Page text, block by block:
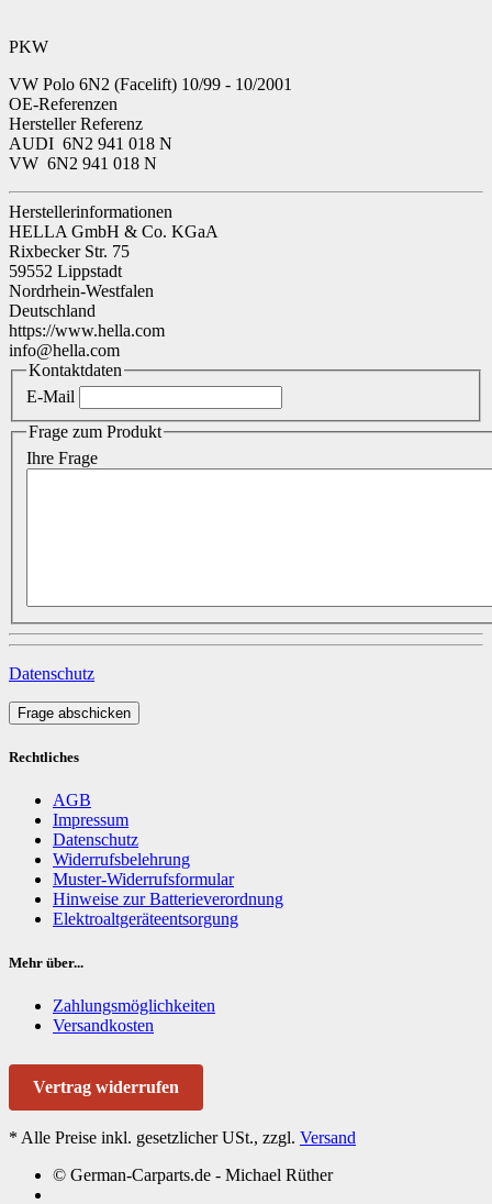
PKW
VW Polo 6N2 (Facelift) 10/99 - 10/2001
OE-Referenzen
Hersteller Referenz
AUDI 6N2 941 018 N
VW 6N2 941 018 N
Herstellerinformationen
HELLA GmbH & Co. KGaA
Rixbecker Str. 75
59552 Lippstadt
Nordrhein-Westfalen
Deutschland
https://www.hella.com
info@hella.com
Kontaktdaten
E-Mail
Frage zum Produkt
Ihre Frage
Datenschutz
Frage abschicken
Rechtliches
AGB
Impressum
Datenschutz
Widerrufsbelehrung
Muster-Widerrufsformular
Hinweise zur Batterieverordnung
Elektroaltgeräteentsorgung
Mehr über...
Zahlungsmöglichkeiten
Versandkosten
Vertrag widerrufen
* Alle Preise inkl. gesetzlicher USt., zzgl. Versand
© German-Carparts.de - Michael Rüther